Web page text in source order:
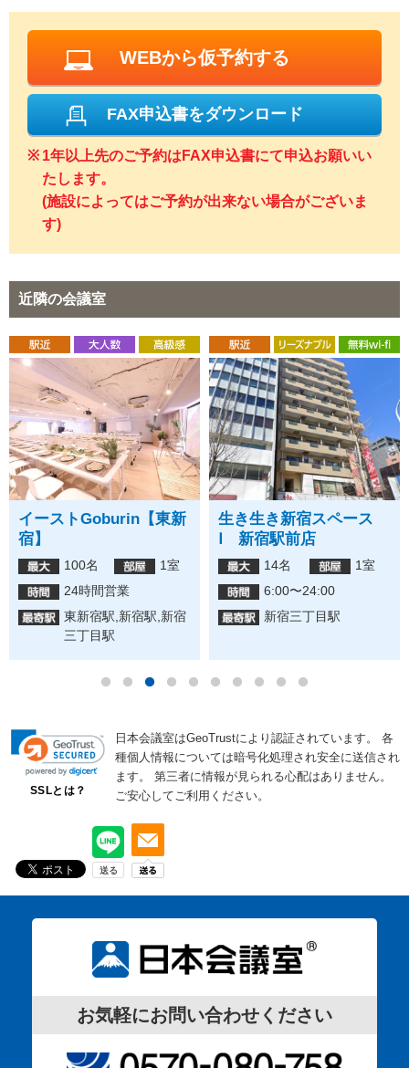
WEBから仮予約する
FAX申込書をダウンロード
1年以上先のご予約はFAX申込書にて申込お願いい
たします。
(施設によってはご予約が出来ない場合がございま
す)
近隣の会議室
イーストGoburin【東新
宿】
100名
1室
24時間営業
東新宿駅,新宿駅,新宿
三丁目駅
生き生き新宿スペース
Ⅰ 新宿駅前店
14名
1室
6:00〜24:00
新宿三丁目駅
SSLとは？
日本会議室はGeoTrustにより認証されています。
各
種個人情報については暗号化処理され安全に送信され
ます。
第三者に情報が見られる心配はありません。
ご安心してご利用ください。
お気軽にお問い合わせください